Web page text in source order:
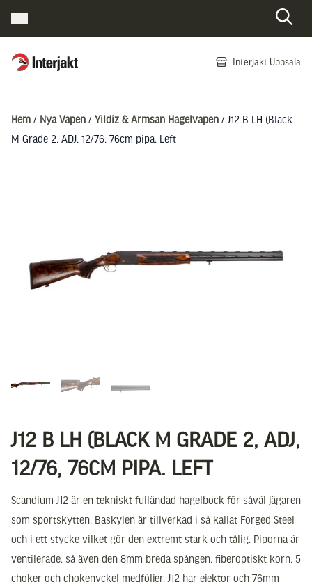
Interjakt SE Interjakt Uppsala
Hem / Nya Vapen / Yildiz & Armsan Hagelvapen / J12 B LH (Black
M Grade 2, ADJ, 12/76, 76cm pipa. Left
J12 B LH (BLACK M GRADE 2, ADJ,
12/76, 76CM PIPA. LEFT
Scandium J12 är en tekniskt fulländad hagelbock för såväl jägaren
som sportskytten. Baskylen är tillverkad i så kallat Forged Steel
och i ett stycke vilket gör den extremt stark och tålig. Piporna är
ventilerade, så även den 8mm breda spången, fiberoptiskt korn. 5
choker och chokenyckel medföljer. J12 har ejektor och 76mm